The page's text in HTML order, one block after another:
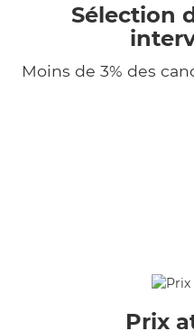
Sélection
Moins de 3% des
Prix